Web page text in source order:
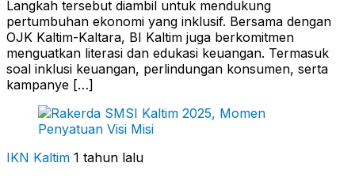
Langkah tersebut diambil untuk mendukung
pertumbuhan ekonomi yang inklusif. Bersama dengan
OJK Kaltim-Kaltara, BI Kaltim juga berkomitmen
menguatkan literasi dan edukasi keuangan. Termasuk
soal inklusi keuangan, perlindungan konsumen, serta
kampanye […]
IKN Kaltim 1 tahun lalu